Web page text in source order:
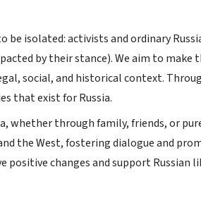
isolated: activists and ordinary
by their stance). We aim to make
social, and historical context.
that exist for Russia.
whether through family, friends, or
the West, fostering dialogue and
changes and support Russian